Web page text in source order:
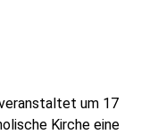
um 17
Kirche eine